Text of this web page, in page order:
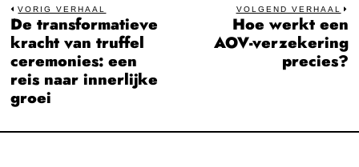
Bericht
navigatie
VORIG VERHAAL
Previous
post:
De transformatieve
kracht van truffel
ceremonies: een
reis naar innerlijke
groei
VOLGEND VERHAAL
Hoe werkt een
AOV-verzekering
precies?